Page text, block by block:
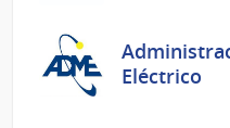
Eléctrico